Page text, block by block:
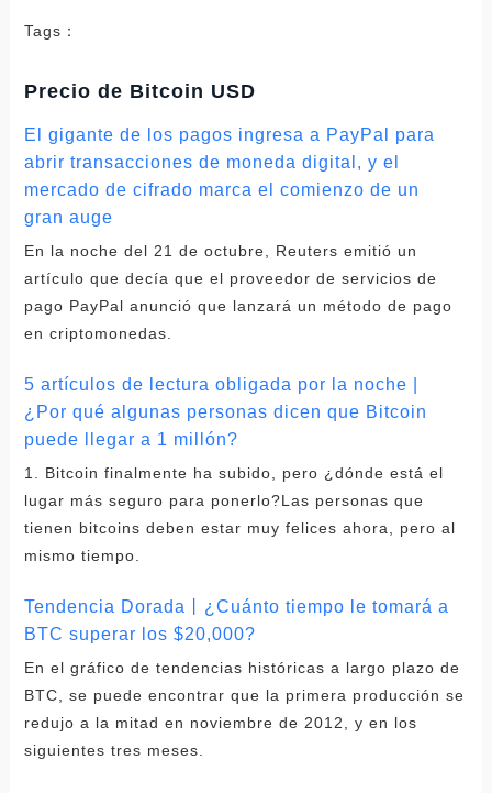
Tags：
Precio de Bitcoin USD
El gigante de los pagos ingresa a PayPal para
abrir transacciones de moneda digital, y el
mercado de cifrado marca el comienzo de un
gran auge
En la noche del 21 de octubre, Reuters emitió un
artículo que decía que el proveedor de servicios de
pago PayPal anunció que lanzará un método de pago
en criptomonedas.
5 artículos de lectura obligada por la noche |
¿Por qué algunas personas dicen que Bitcoin
puede llegar a 1 millón?
1. Bitcoin finalmente ha subido, pero ¿dónde está el
lugar más seguro para ponerlo?Las personas que
tienen bitcoins deben estar muy felices ahora, pero al
mismo tiempo.
Tendencia Dorada丨¿Cuánto tiempo le tomará a
BTC superar los $20,000?
En el gráfico de tendencias históricas a largo plazo de
BTC, se puede encontrar que la primera producción se
redujo a la mitad en noviembre de 2012, y en los
siguientes tres meses.